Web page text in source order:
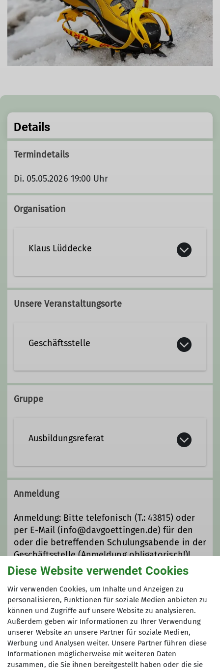
Details
Termindetails
Di. 05.05.2026 19:00 Uhr
Organisation
Klaus Lüddecke
Qualifikationen
Unsere Veranstaltungsorte
Geschäftsstelle
Kurze Straße 16
Gruppe
Ausbildungsreferat
Das Ausbildungsreferat koordiniert die
Ausbildung innerhalb der Sektion.
Ziel ist es Kletterernde und
Bergsteigende in die Lage zu
versetzen Touren eigenständig
erfolgreich und sicher zu absolvieren
und die Kenntnisse und Fähigkeiten
zu erwerben, die für eine Teilnahme
an anspruchsvolleren geführten
Touren Voraussetzung sind.
Desweiteren werden grundlegende
und weiterführende Kurse für
Kletternde angeboten.
Wenn ihr Interesse an einerDAV
Ausbildung habt, meldet euch einfach
bei uns!
Anmeldung
Anmeldung: Bitte telefonisch (T.: 43815) oder
per E-Mail (info@davgoettingen.de) für den
oder die betreffenden Schulungsabende in der
Geschäftsstelle (Anmeldung obligatorisch!)!
Mindesteilnehmerzahl: 5 Personen
Preis
Kosten pro Abend: Mitglieder: kostenlos,
Nichtmitglieder: 2,- Euro
Diese Website verwendet Cookies
Wir verwenden Cookies, um Inhalte und Anzeigen zu
personalisieren, Funktionen für soziale Medien anbieten zu
können und Zugriffe auf unsere Website zu analysieren.
Außerdem geben wir Informationen zu Ihrer Verwendung
unserer Website an unsere Partner für soziale Medien,
Werbung und Analysen weiter. Unsere Partner führen diese
Informationen möglicherweise mit weiteren Daten
zusammen, die Sie ihnen bereitgestellt haben oder die sie